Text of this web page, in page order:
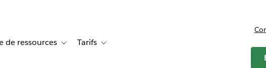
de cas for Solutions
de ressources Toggle sub-navigation for Centre de ressources
Tarifs Toggle sub-navigation for Tarifs